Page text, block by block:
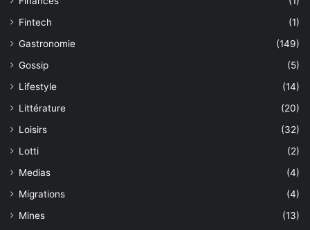
Fintech
(1)
Gastronomie
(149)
Gossip
(5)
Lifestyle
(14)
Littérature
(20)
Loisirs
(32)
Lotti
(2)
Medias
(4)
Migrations
(4)
Mines
(13)